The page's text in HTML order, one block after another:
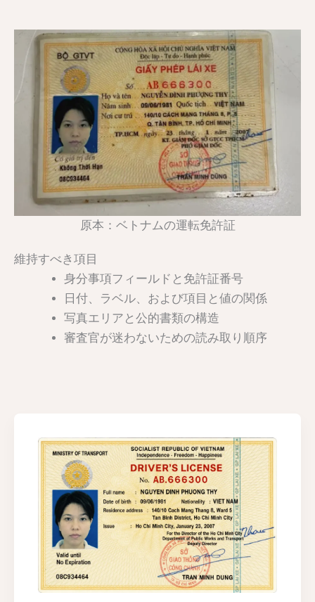
原本：ベトナムの運転免許証
維持すべき項目
身分事項フィールドと免許証番号
日付、ラベル、および項目と値の関係
写真エリアと公的書類の構造
審査官が迷わないための読み取り順序